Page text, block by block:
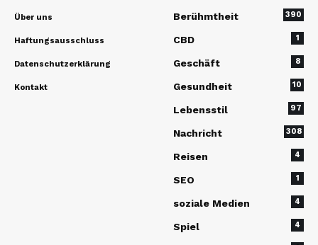
Über uns
Haftungsausschluss
Datenschutzerklärung
Kontakt
Berühmtheit 390
CBD 1
Geschäft 8
Gesundheit 10
Lebensstil 97
Nachricht 308
Reisen 4
SEO 1
soziale Medien 4
Spiel 4